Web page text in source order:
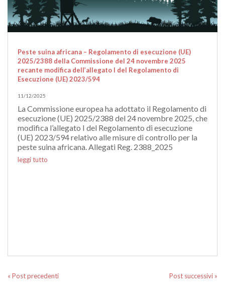
Peste suina africana – Regolamento di esecuzione (UE)
2025/2388 della Commissione del 24 novembre 2025
recante modifica dell’allegato I del Regolamento di
Esecuzione (UE) 2023/594
11/12/2025
La Commissione europea ha adottato il Regolamento di
esecuzione (UE) 2025/2388 del 24 novembre 2025, che
modifica l’allegato I del Regolamento di esecuzione
(UE) 2023/594 relativo alle misure di controllo per la
peste suina africana. Allegati Reg. 2388_2025
leggi tutto
« Post precedenti Post successivi »